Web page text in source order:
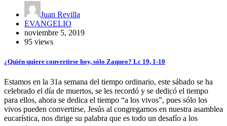
Juan Revilla
EVANGELIO
noviembre 5, 2019
95 views
¿Quién quiere convertirse hoy, sólo Zaqueo? Lc 19, 1-10
Estamos en la 31a semana del tiempo ordinario, este sábado se ha
celebrado el día de muertos, se les recordó y se dedicó el tiempo
para ellos, ahora se dedica el tiempo “a los vivos”, pues sólo los
vivos pueden convertirse, Jesús al congregarnos en nuestra asamblea
eucarística, nos dirige su palabra que es todo un desafío a los